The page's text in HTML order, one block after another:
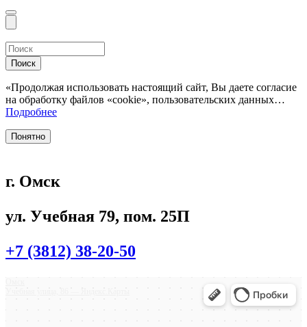
Поиск
«Продолжая использовать настоящий сайт, Вы даете согласие
на обработку файлов «cookie», пользовательских данных…
Подробнее
Понятно
г. Омск
ул. Учебная 79, пом. 25П
+7 (3812) 38-20-50